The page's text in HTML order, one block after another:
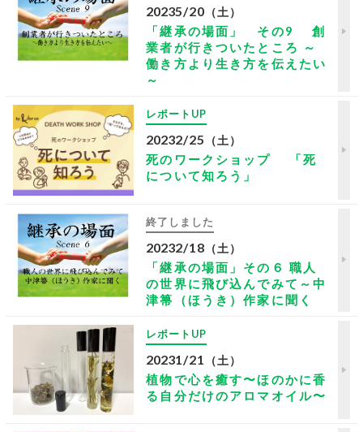
20235/20 （土）
「継承の場面」 その9 創
業者が行きついたところ ～
働き方より生き方を伝えたい
～
レポートUP
20232/25 （土）
死のワークショップ 「死
について知ろう」
終了しました
20232/18 （土）
「継承の場面」その６ 職人
の世界に飛び込んでみて～中
津箒（ほうき）作家に聞く
レポートUP
20231/21 （土）
植物で心を癒す〜ほのかに香
る自分だけのアロマオイル〜